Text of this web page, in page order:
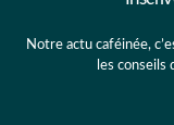
Notre actu caféinée,
les conseils